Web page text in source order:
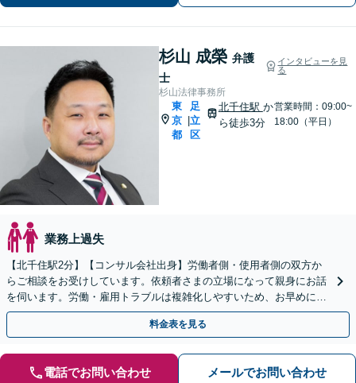
知識あり
杉山 成榮 弁護
士
インタビューを見
る
杉山法律事務所
東
京
都
足
立
区
北千住駅 か
ら徒歩3分
営業時間：09:00~
18:00（平日）
業務上過失
【北千住駅2分】【コンサル会社出身】労働者側・使用者側の双方か
らご相談をお受けしています。依頼者さまの立場になって親身にお話
を伺います。労働・雇用トラブルは複雑化しやすいため、お早めに弁
護士にご相談ください。【WEB面談可】
料金表を見る
電話でお問い合わせ メールでお問い合わせ